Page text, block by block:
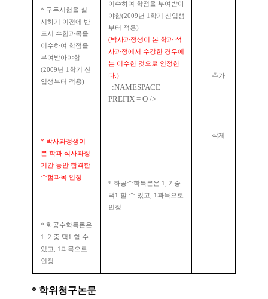
* 구두시험을 실
시하기 이전에 반
드시 수험과목을
이수하여 학점을
부여받아야함
(2009년 1학기 신
입생부터 적용)
* 박사과정생이
본 학과 석사과정
기간 동안 합격한
수험과목 인정
* 화공수학특론은
1, 2 중 택 1 할 수
있고, 1과목으로
인정
이수하여 학점을 부여받아
야함(2009년 1학기 신입생
부터 적용)
(박사과정생이 본 학과 석
사과정에서 수강한 경우에
는 이수한 것으로 인정한
다.)
:NAMESPACE
PREFIX = O />
* 화공수학특론은 1, 2 중
택 1 할 수 있고, 1과목으로
인정
추가
삭제
* 학위청구논문